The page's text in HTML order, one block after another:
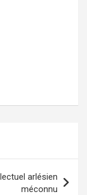
arlésien
méconnu